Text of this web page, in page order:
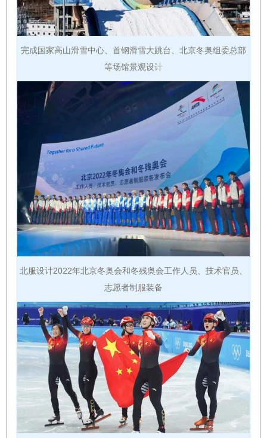
完成国家高山滑雪中心、首钢滑雪大跳台、北京冬奥组委总部
等场馆景观设计
北服设计2022年北京冬奥会和冬残奥会工作人员、技术官员、
志愿者制服装备